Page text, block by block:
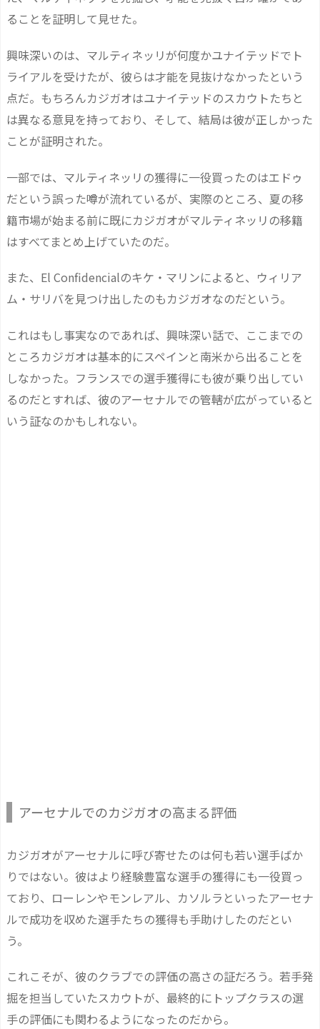
ることを証明して見せた。
興味深いのは、マルティネッリが何度かユナイテッドでト
ライアルを受けたが、彼らは才能を見抜けなかったという
点だ。もちろんカジガオはユナイテッドのスカウトたちと
は異なる意見を持っており、そして、結局は彼が正しかった
ことが証明された。
一部では、マルティネッリの獲得に一役買ったのはエドゥ
だという誤った噂が流れているが、実際のところ、夏の移
籍市場が始まる前に既にカジガオがマルティネッリの移籍
はすべてまとめ上げていたのだ。
また、El Confidencialのキケ・マリンによると、ウィリア
ム・サリバを見つけ出したのもカジガオなのだという。
これはもし事実なのであれば、興味深い話で、ここまでの
ところカジガオは基本的にスペインと南米から出ることを
しなかった。フランスでの選手獲得にも彼が乗り出してい
るのだとすれば、彼のアーセナルでの管轄が広がっていると
いう証なのかもしれない。
アーセナルでのカジガオの高まる評価
カジガオがアーセナルに呼び寄せたのは何も若い選手ばか
りではない。彼はより経験豊富な選手の獲得にも一役買っ
ており、ローレンやモンレアル、カソルラといったアーセナ
ルで成功を収めた選手たちの獲得も手助けしたのだとい
う。
これこそが、彼のクラブでの評価の高さの証だろう。若手発
掘を担当していたスカウトが、最終的にトップクラスの選
手の評価にも関わるようになったのだから。